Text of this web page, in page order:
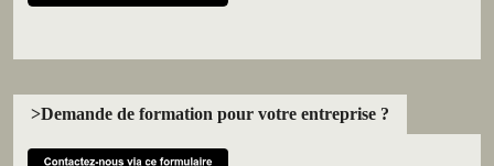
>Demande de formation pour votre entreprise ?